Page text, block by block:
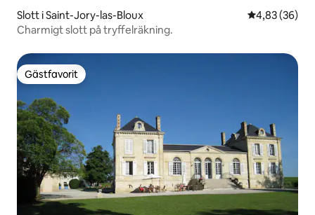
Slott i Saint-Jory-las-Bloux 4,83 av 5 i
4,83 (36)
Charmigt slott på tryffelräkning.
Gästfavorit
Gästfavorit